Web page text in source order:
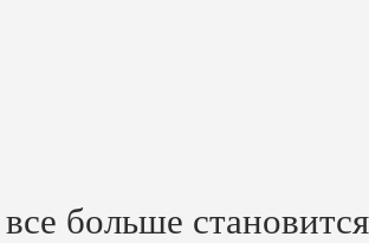
больше